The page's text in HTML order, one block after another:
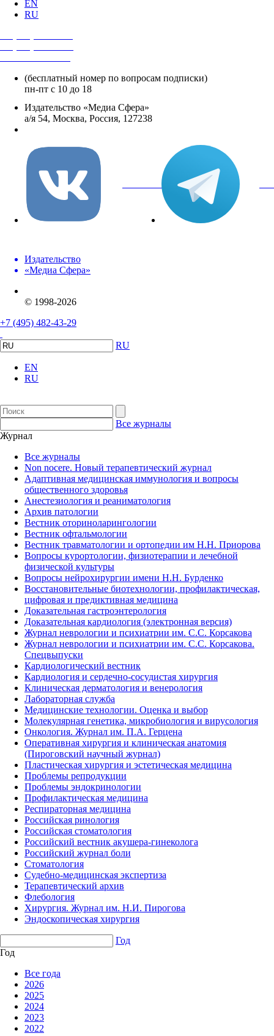
EN
RU
(бесплатный номер по вопросам подписки)
пн-пт с 10 до 18
Издательство «Медиа Сфера»
а/я 54, Москва, Россия, 127238
вКонтакте
Издательство
«Медиа Сфера»
© 1998-2026
+7 (495) 482-43-29
RU
EN
RU
Все журналы
Журнал
Все журналы
Non nocere. Новый терапевтический журнал
Адаптивная медицинская иммунология и вопросы
общественного здоровья
Анестезиология и реаниматология
Архив патологии
Вестник оториноларингологии
Вестник офтальмологии
Вестник травматологии и ортопедии им Н.Н. Приорова
Вопросы курортологии, физиотерапии и лечебной
физической культуры
Вопросы нейрохирургии имени Н.Н. Бурденко
Восстановительные биотехнологии, профилактическая,
цифровая и предиктивная медицина
Доказательная гастроэнтерология
Доказательная кардиология (электронная версия)
Журнал неврологии и психиатрии им. С.С. Корсакова
Журнал неврологии и психиатрии им. С.С. Корсакова.
Спецвыпуски
Кардиологический вестник
Кардиология и сердечно-сосудистая хирургия
Клиническая дерматология и венерология
Лабораторная служба
Медицинские технологии. Оценка и выбор
Молекулярная генетика, микробиология и вирусология
Онкология. Журнал им. П.А. Герцена
Оперативная хирургия и клиническая анатомия
(Пироговский научный журнал)
Пластическая хирургия и эстетическая медицина
Проблемы репродукции
Проблемы эндокринологии
Профилактическая медицина
Респираторная медицина
Российская ринология
Российская стоматология
Российский вестник акушера-гинеколога
Российский журнал боли
Стоматология
Судебно-медицинская экспертиза
Терапевтический архив
Флебология
Хирургия. Журнал им. Н.И. Пирогова
Эндоскопическая хирургия
Год
Год
Все года
2026
2025
2024
2023
2022